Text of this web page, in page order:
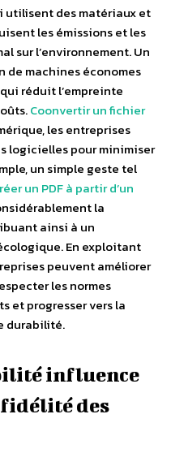
utilisent des matériaux et
les émissions et les
sur l’environnement. Un
de machines économes
réduit l’empreinte
Coonvertir un fichier
les entreprises
logicielles pour minimiser
un simple geste tel
un PDF à partir d’un
la
ainsi à un
En exploitant
peuvent améliorer
les normes
et progresser vers la
durabilité.
influence
des